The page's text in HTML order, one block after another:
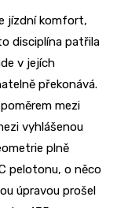
jízdní komfort,
disciplína patřila
v jejích
překonává.
mezi
vyhlášenou
plně
pelotonu, o něco
úpravou prošel